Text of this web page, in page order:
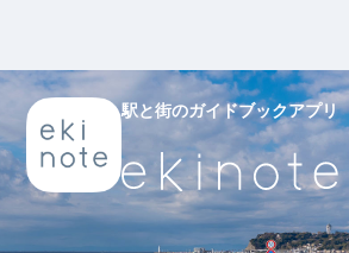
駅と街のガイドブックアプリ